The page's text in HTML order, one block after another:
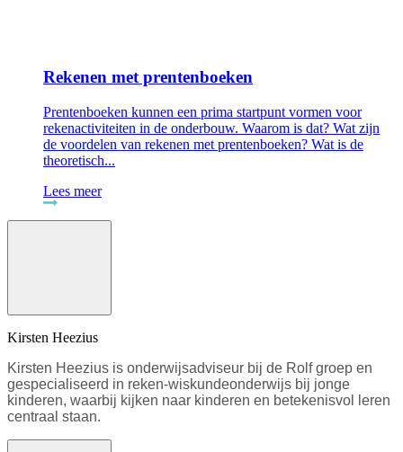
Rekenen met prentenboeken
Prentenboeken kunnen een prima startpunt vormen voor
rekenactiviteiten in de onderbouw. Waarom is dat? Wat zijn
de voordelen van rekenen met prentenboeken? Wat is de
theoretisch...
Lees meer
Kirsten Heezius
Kirsten Heezius is onderwijsadviseur bij de Rolf groep en
gespecialiseerd in reken-wiskundeonderwijs bij jonge
kinderen, waarbij kijken naar kinderen en betekenisvol leren
centraal staan.